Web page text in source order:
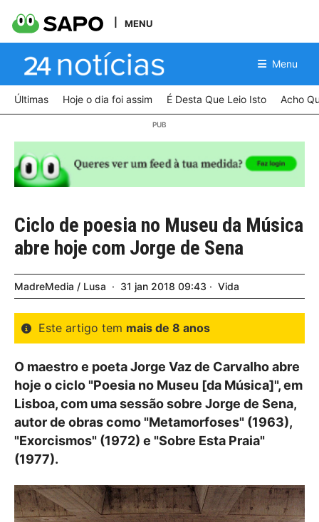
MENU
Menu
Últimas Hoje o dia foi assim É Desta Que Leio Isto Acho
Ciclo de poesia no Museu da Música
abre hoje com Jorge de Sena
MadreMedia / Lusa 31 jan 2018 09:43 Vida
Este artigo tem mais de 8 anos
O maestro e poeta Jorge Vaz de Carvalho abre
hoje o ciclo "Poesia no Museu [da Música]", em
Lisboa, com uma sessão sobre Jorge de Sena,
autor de obras como "Metamorfoses" (1963),
"Exorcismos" (1972) e "Sobre Esta Praia"
(1977).